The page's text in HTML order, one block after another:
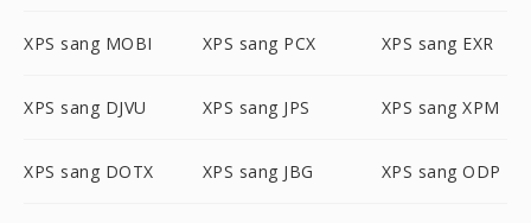
XPS sang MOBI XPS sang PCX XPS sang EXR
XPS sang DJVU XPS sang JPS XPS sang XPM
XPS sang DOTX XPS sang JBG XPS sang ODP